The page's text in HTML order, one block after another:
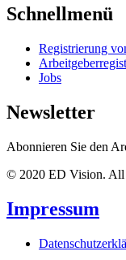
Schnellmenü
Registrierung
Jobs
Newsletter
Abonnieren Sie den
© 2020 ED Vision. All
Impressum